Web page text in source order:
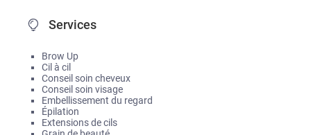
Services
Brow Up
Cil à cil
Conseil soin cheveux
Conseil soin visage
Embellissement du regard
Épilation
Extensions de cils